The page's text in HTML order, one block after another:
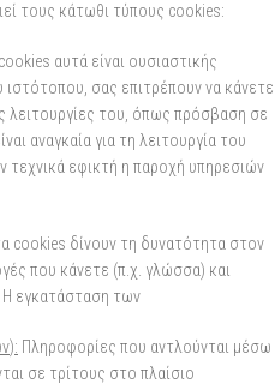
τους κάτωθι τύπους cookies:
αυτά είναι ουσιαστικής
ιστότοπου, σας επιτρέπουν να κάνετε
λειτουργίες του, όπως πρόσβαση σε
αναγκαία για τη λειτουργία του
τεχνικά εφικτή η παροχή υπηρεσιών
cookies δίνουν τη δυνατότητα στον
που κάνετε (π.χ. γλώσσα) και
Η εγκατάσταση των
): Πληροφορίες που αντλούνται μέσω
σε τρίτους στο πλαίσιο